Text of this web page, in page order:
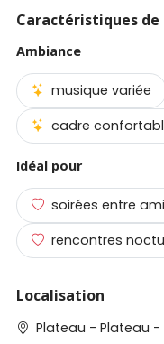
Caractéristiques de
Ambiance
musique variée
cadre
Idéal pour
soirées entre
rencontres
Localisation
Plateau - Plateau -